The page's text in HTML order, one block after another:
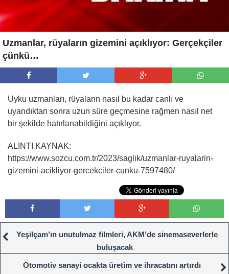
Uzmanlar, rüyaların gizemini açıklıyor: Gerçekçiler
çünkü…
Uyku uzmanları, rüyaların nasıl bu kadar canlı ve
uyandıktan sonra uzun süre geçmesine rağmen nasıl net
bir şekilde hatırlanabildiğini açıklıyor.
ALINTI KAYNAK:
https://www.sozcu.com.tr/2023/saglik/uzmanlar-ruyalarin-
gizemini-acikliyor-gercekciler-cunku-7597480/
Yeşilçam’ın unutulmaz filmleri, AKM’de sinemaseverlerle
buluşacak
Otomotiv sanayi ocakta üretim ve ihracatını artırdı